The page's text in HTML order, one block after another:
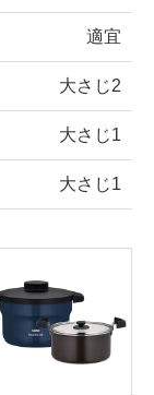
適宜
大さじ2
大さじ1
大さじ1